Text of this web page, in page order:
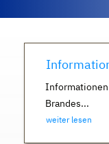
Informationen
Brandes...
weiter lesen